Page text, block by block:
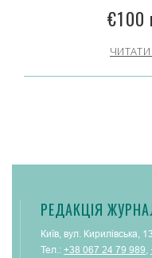
€100
ЧИТАТИ
РЕДАКЦІЯ
Київ, вул. Кирилівська,
Тел.: +38 067 24 79 989